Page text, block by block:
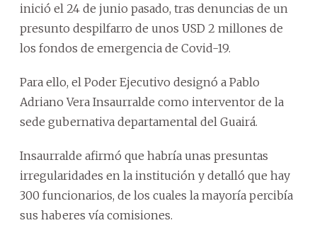
inició el 24 de junio pasado, tras denuncias de un
presunto despilfarro de unos USD 2 millones de
los fondos de emergencia de Covid-19.
Para ello, el Poder Ejecutivo designó a Pablo
Adriano Vera Insaurralde como interventor de la
sede gubernativa departamental del Guairá.
Insaurralde afirmó que habría unas presuntas
irregularidades en la institución y detalló que hay
300 funcionarios, de los cuales la mayoría percibía
sus haberes vía comisiones.